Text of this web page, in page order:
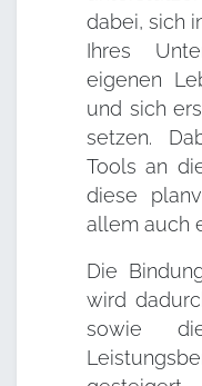
dabei, sich
Ihres
eigenen
und sich
setzen.
Tools an
diese
allem auch
Die
wird
sowie